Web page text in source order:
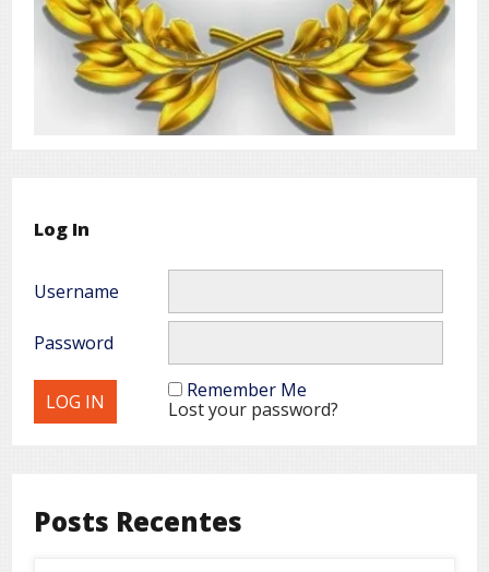
Log In
Username
Password
Remember Me
Lost your password?
Posts Recentes